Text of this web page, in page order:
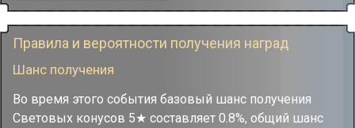
Правила и вероятности получения наград
Шанс получения
Во время этого события базовый шанс получения
Световых конусов 5★ составляет 0.8%, общий шанс